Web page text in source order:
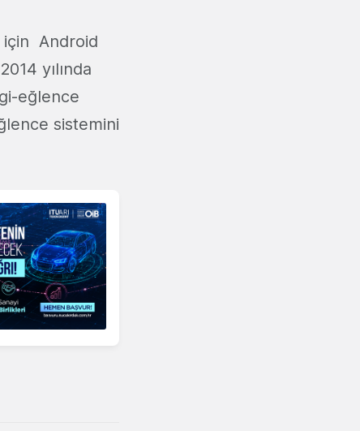
için Android
yılında
eğlence
sistemini